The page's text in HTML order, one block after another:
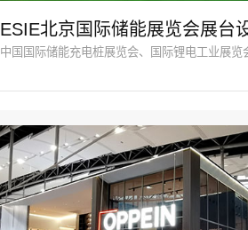
中国国际储能充电桩展览会、国际锂电工业展览